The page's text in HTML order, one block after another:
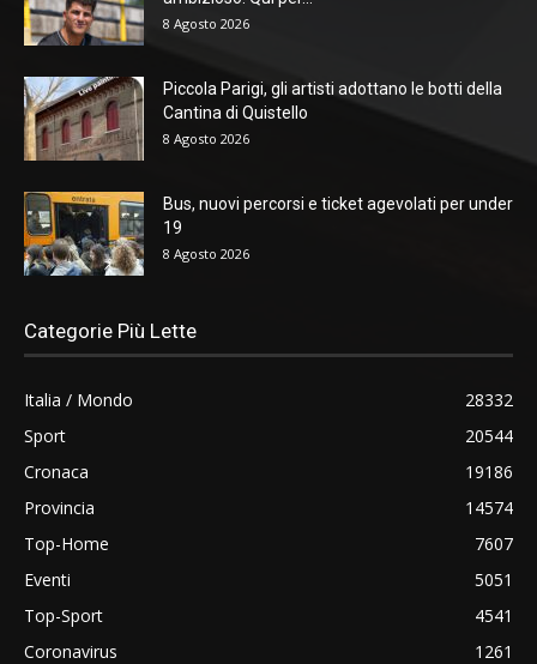
8 Agosto 2026
Piccola Parigi, gli artisti adottano le botti della
Cantina di Quistello
8 Agosto 2026
Bus, nuovi percorsi e ticket agevolati per under
19
8 Agosto 2026
Categorie Più Lette
Italia / Mondo
28332
Sport
20544
Cronaca
19186
Provincia
14574
Top-Home
7607
Eventi
5051
Top-Sport
4541
Coronavirus
1261